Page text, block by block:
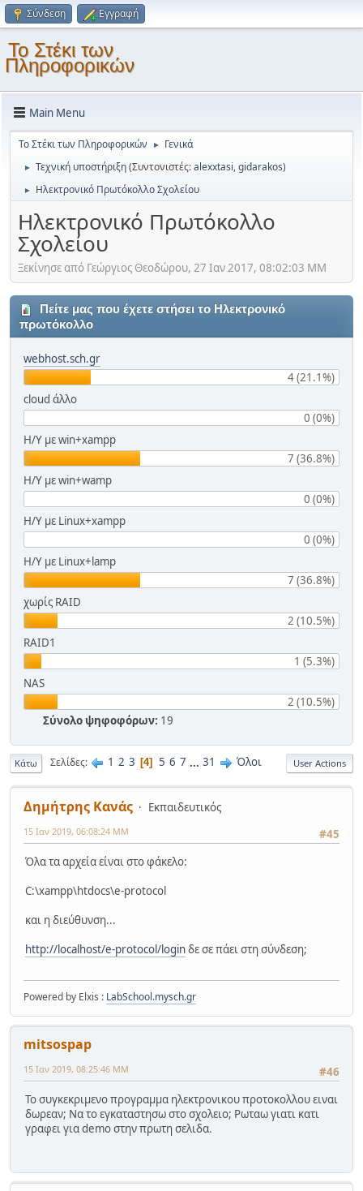
Σύνδεση Εγγραφή
Το Στέκι των
Πληροφορικών
Main Menu
Το Στέκι των Πληροφορικών ► Γενικά
► Τεχνική υποστήριξη(Συντονιστές:alexxtasi,gidarakos)
► Ηλεκτρονικό Πρωτόκολλο Σχολείου
Ηλεκτρονικό Πρωτόκολλο
Σχολείου
Ξεκίνησε από Γεώργιος Θεοδώρου, 27 Ιαν 2017, 08:02:03 ΜΜ
Πείτε μας που έχετε στήσει το Ηλεκτρονικό
πρωτόκολλο
webhost.sch.gr
4 (21.1%)
cloud άλλο
0 (0%)
Η/Υ με win+xampp
7 (36.8%)
Η/Υ με win+wamp
0 (0%)
Η/Υ με Linux+xampp
0 (0%)
Η/Υ με Linux+lamp
7 (36.8%)
χωρίς RAID
2 (10.5%)
RAID1
1 (5.3%)
NAS
2 (10.5%)
Σύνολο ψηφοφόρων: 19
Κάτω Σελίδες 1 2 3 4 5 6 7 ... 31 Όλοι User Actions
Δημήτρης Κανάς
Εκπαιδευτικός
#45
15 Ιαν 2019, 06:08:24 ΜΜ
Όλα τα αρχεία είναι στο φάκελο:
C:\xampp\htdocs\e-protocol
και η διεύθυνση...
http://localhost/e-protocol/loginδε σε πάει στη σύνδεση;
Powered by Elxis : LabSchool.mysch.gr
mitsospap
#46
15 Ιαν 2019, 08:25:46 ΜΜ
Το συγκεκριμενο προγραμμα ηλεκτρονικου προτοκολλου ειναι
δωρεαν; Να το εγκαταστησω στο σχολειο; Ρωταω γιατι κατι
γραφει για demo στην πρωτη σελιδα.